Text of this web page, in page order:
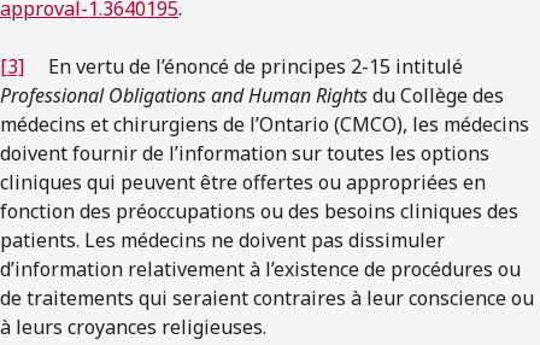
approval-1.3640195.
[3] En vertu de l’énoncé de principes 2-15 intitulé
Professional Obligations and Human Rightsdu Collège des
médecins et chirurgiens de l’Ontario (CMCO), les médecins
doivent fournir de l’information sur toutes les options
cliniques qui peuvent être offertes ou appropriées en
fonction des préoccupations ou des besoins cliniques des
patients. Les médecins ne doivent pas dissimuler
d’information relativement à l’existence de procédures ou
de traitements qui seraient contraires à leur conscience ou
à leurs croyances religieuses.